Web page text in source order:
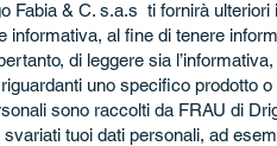
Fabia & C. s.a.s ti fornirà
informativa, al fine di tenere
di leggere sia
uno specifico prodotto o
sono raccolti da FRAU di
tuoi dati personali, ad